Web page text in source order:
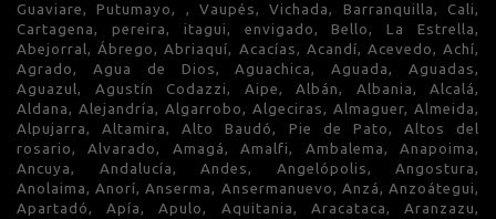
Guaviare, Putumayo, , Vaupés, Vichada, Barranquilla, Cali,
Cartagena, pereira, itagui, envigado, Bello, La Estrella,
Abejorral, Ábrego, Abriaquí, Acacías, Acandí, Acevedo, Achí,
Agrado, Agua de Dios, Aguachica, Aguada, Aguadas,
Aguazul, Agustín Codazzi, Aipe, Albán, Albania, Alcalá,
Aldana, Alejandría, Algarrobo, Algeciras, Almaguer, Almeida,
Alpujarra, Altamira, Alto Baudó, Pie de Pato, Altos del
rosario, Alvarado, Amagá, Amalfi, Ambalema, Anapoima,
Ancuya, Andalucía, Andes, Angelópolis, Angostura,
Anolaima, Anorí, Anserma, Ansermanuevo, Anzá, Anzoátegui,
Apartadó, Apía, Apulo, Aquitania, Aracataca, Aranzazu,